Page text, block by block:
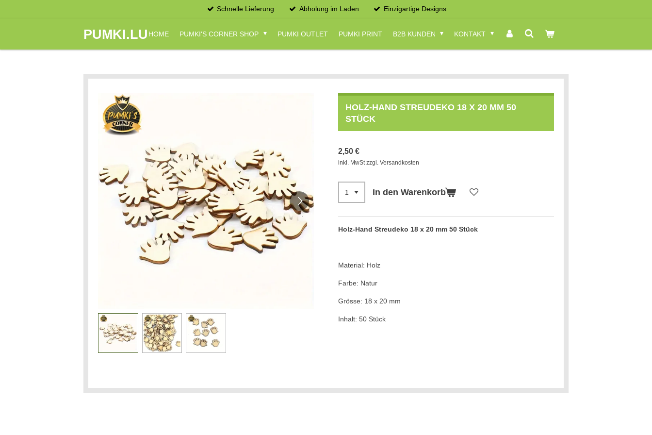
Schnelle Lieferung Abholung im Laden Einzigartige Designs
PUMKI.LU HOME PUMKI'S CORNER SHOP PUMKI OUTLET PUMKI PRINT B2B KUNDEN KONTAKT
HOLZ-HAND STREUDEKO 18 X 20 MM 50
STÜCK
2,50 €
inkl. MwSt zzgl. Versandkosten
In den Warenkorb
Holz-Hand Streudeko 18 x 20 mm 50 Stück
Material: Holz
Farbe: Natur
Grösse: 18 x 20 mm
Inhalt: 50 Stück